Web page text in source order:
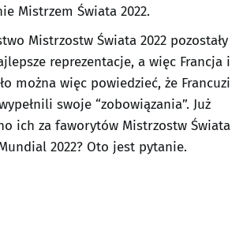
Mistrzem Świata 2022.
Mistrzostw Świata 2022 pozostały
reprezentacje, a więc Francja i
można więc powiedzieć, że Francuzi
swoje “zobowiązania”. Już
ich za faworytów Mistrzostw Świata
2022? Oto jest pytanie.